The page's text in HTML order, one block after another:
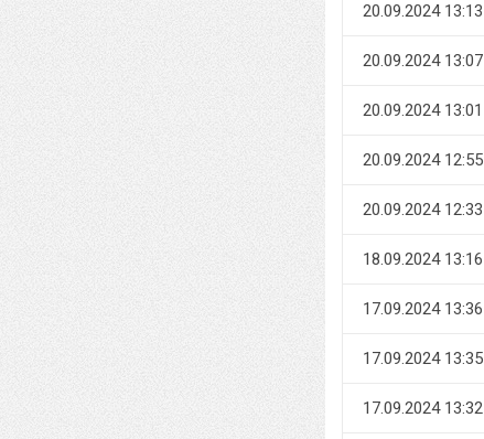
20.09.2024 13:13
20.09.2024 13:07
20.09.2024 13:01
20.09.2024 12:55
20.09.2024 12:33
18.09.2024 13:16
17.09.2024 13:36
17.09.2024 13:35
17.09.2024 13:32